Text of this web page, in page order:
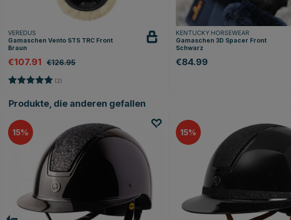
VEREDUS
Gamaschen Vento STS TRC Front
Braun
€107.91 €126.95
Bewertung: (2)
KENTUCKY HORSEWEAR
Gamaschen 3D Spacer Front
Schwarz
€84.99
Produkte, die anderen gefallen
15 15